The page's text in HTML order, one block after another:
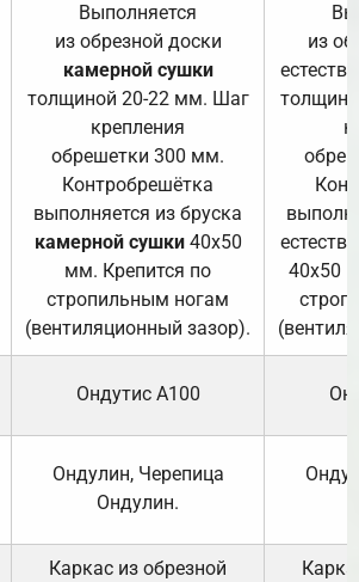
Выполняется
из обрезной доски
камерной сушки
толщиной 20-22 мм. Шаг
крепления
обрешетки 300 мм.
Контробрешётка
выполняется из бруска
камерной сушки40х50
мм. Крепится по
стропильным ногам
(вентиляционный зазор).
из
40х50
Ондутис А100
Ондулин, Черепица
Ондулин.
Каркас из обрезной